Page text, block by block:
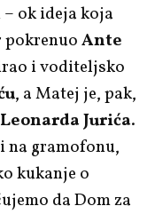
– ok ideja koja
pokrenuoAnte
i voditeljsko
, a Matej je, pak,
Leonarda Jurića.
na gramofonu,
kukanje o
da Dom za